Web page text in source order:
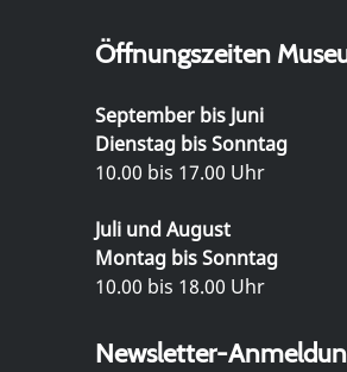
Öffnungszeiten
September bis Juni
Dienstag bis Sonntag
10.00 bis 17.00 Uhr
Juli und August
Montag bis Sonntag
10.00 bis 18.00 Uhr
Newsletter-